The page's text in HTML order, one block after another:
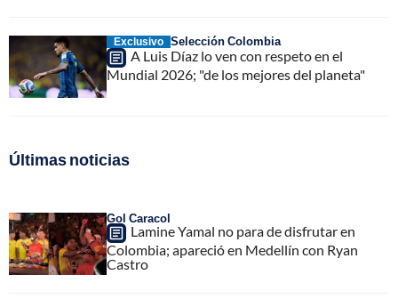
Exclusivo Selección Colombia
A Luis Díaz lo ven con respeto en el
Mundial 2026; "de los mejores del planeta"
Últimas noticias
Gol Caracol
Lamine Yamal no para de disfrutar en
Colombia; apareció en Medellín con Ryan
Castro